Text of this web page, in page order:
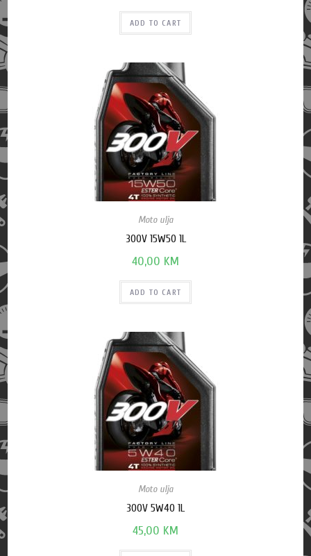
ADD TO CART
Moto ulja
300V 15W50 1L
40,00 KM
ADD TO CART
Moto ulja
300V 5W40 1L
45,00 KM